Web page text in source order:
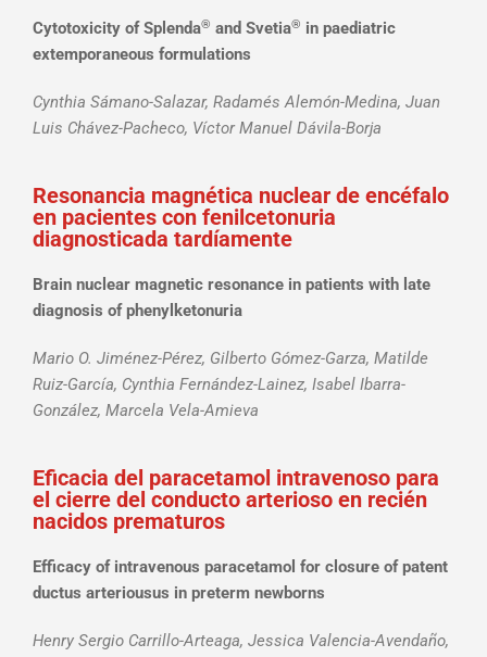
Cytotoxicity of Splenda® and Svetia® in paediatric
extemporaneous formulations
Cynthia Sámano-Salazar, Radamés Alemón-Medina, Juan
Luis Chávez-Pacheco, Víctor Manuel Dávila-Borja
Resonancia magnética nuclear de encéfalo
en pacientes con fenilcetonuria
diagnosticada tardíamente
Brain nuclear magnetic resonance in patients with late
diagnosis of phenylketonuria
Mario O. Jiménez-Pérez, Gilberto Gómez-Garza, Matilde
Ruiz-García, Cynthia Fernández-Lainez, Isabel Ibarra-
González, Marcela Vela-Amieva
Eficacia del paracetamol intravenoso para
el cierre del conducto arterioso en recién
nacidos prematuros
Efficacy of intravenous paracetamol for closure of patent
ductus arteriousus in preterm newborns
Henry Sergio Carrillo-Arteaga, Jessica Valencia-Avendaño,